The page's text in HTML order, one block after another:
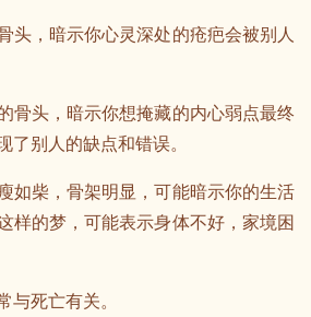
，暗示你心灵深处的疮疤会被别人
头，暗示你想掩藏的内心弱点最终
了别人的缺点和错误。
柴，骨架明显，可能暗示你的生活
样的梦，可能表示身体不好，家境困
死亡有关。